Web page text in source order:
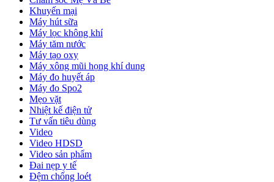
Khuyến mại
Máy hút sữa
Máy lọc không khí
Máy tăm nước
Máy tạo oxy
Máy xông mũi họng khí dung
Máy đo huyết áp
Máy đo Spo2
Mẹo vặt
Nhiệt kế điện tử
Tư vấn tiêu dùng
Video
Video HDSD
Video sản phẩm
Đai nẹp y tế
Đệm chống loét